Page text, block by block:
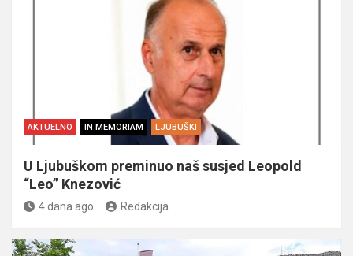
AKTUELNO IN MEMORIAM LJUBUŠKI
U Ljubuškom preminuo naš susjed Leopold
“Leo” Knezović
4 dana ago Redakcija